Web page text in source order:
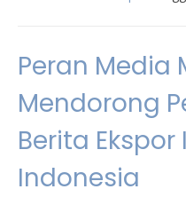
Peran Media
Mendorong
Berita
Indonesia